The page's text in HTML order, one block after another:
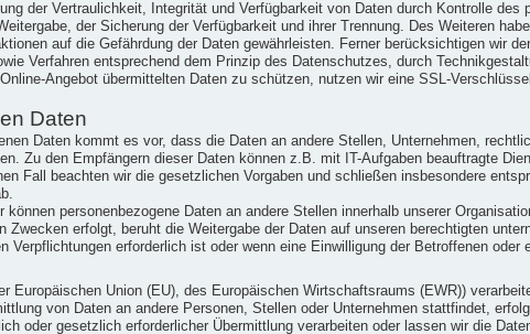
der Vertraulichkeit, Integrität und Verfügbarkeit von Daten durch Kontrolle
der Sicherung der Verfügbarkeit und ihrer Trennung. Des Weiteren
auf die Gefährdung der Daten gewährleisten. Ferner berücksichtigen wir
Verfahren entsprechend dem Prinzip des Datenschutzes, durch
Angebot übermittelten Daten zu schützen, nutzen wir eine SSL-
Daten
Daten kommt es vor, dass die Daten an andere Stellen, Unternehmen,
Zu den Empfängern dieser Daten können z.B. mit IT-Aufgaben beauftragte
Fall beachten wir die gesetzlichen Vorgaben und schließen insbesondere
können personenbezogene Daten an andere Stellen innerhalb unserer
erfolgt, beruht die Weitergabe der Daten auf unseren berechtigten
Verpflichtungen erforderlich ist oder wenn eine Einwilligung der Betroffenen oder
Europäischen Union (EU), des Europäischen Wirtschaftsraums (EWR))
von Daten an andere Personen, Stellen oder Unternehmen stattfindet,
oder gesetzlich erforderlicher Übermittlung verarbeiten oder lassen wir die